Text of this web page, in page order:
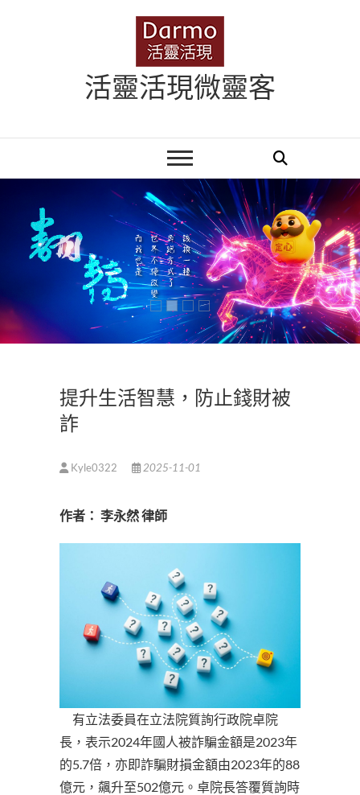
活靈活現微靈客
提升生活智慧，防止錢財被
詐
Kyle0322 2025-11-01
作者： 李永然 律師
有立法委員在立法院質詢行政院卓院
長，表示2024年國人被詐騙金額是2023年
的5.7倍，亦即詐騙財損金額由2023年的88
億元，飆升至502億元。卓院長答覆質詢時